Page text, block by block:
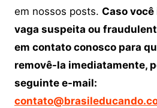
em nossos posts. Caso
vaga suspeita ou
em contato conosco para
removê-la imediatamente,
seguinte e-mail: